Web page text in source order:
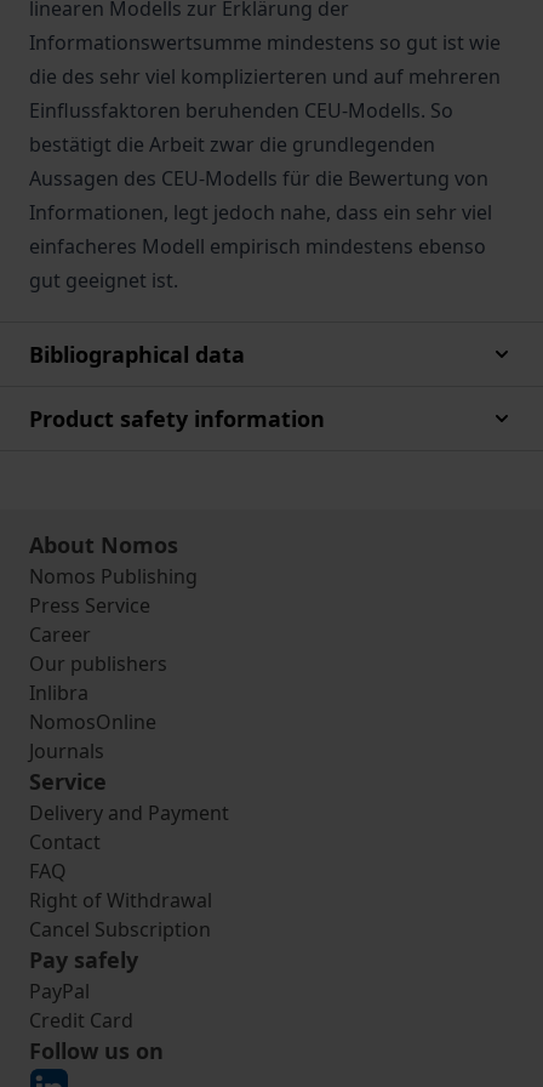
linearen Modells zur Erklärung der
Informationswertsumme mindestens so gut ist wie
die des sehr viel komplizierteren und auf mehreren
Einflussfaktoren beruhenden CEU-Modells. So
bestätigt die Arbeit zwar die grundlegenden
Aussagen des CEU-Modells für die Bewertung von
Informationen, legt jedoch nahe, dass ein sehr viel
einfacheres Modell empirisch mindestens ebenso
gut geeignet ist.
Bibliographical data
Product safety information
About Nomos
Nomos Publishing
Press Service
Career
Our publishers
Inlibra
NomosOnline
Journals
Service
Delivery and Payment
Contact
FAQ
Right of Withdrawal
Cancel Subscription
Pay safely
PayPal
Credit Card
Follow us on